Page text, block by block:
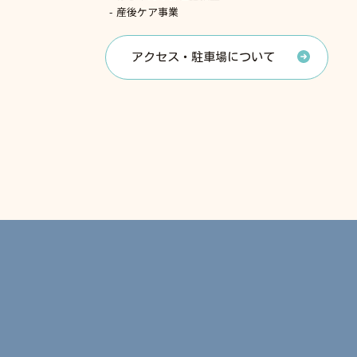
産後ケア事業
アクセス・駐車場について